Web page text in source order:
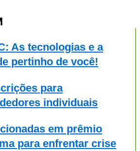
As tecnologias e a
pertinho de você!
para
individuais
em prêmio
para enfrentar crise